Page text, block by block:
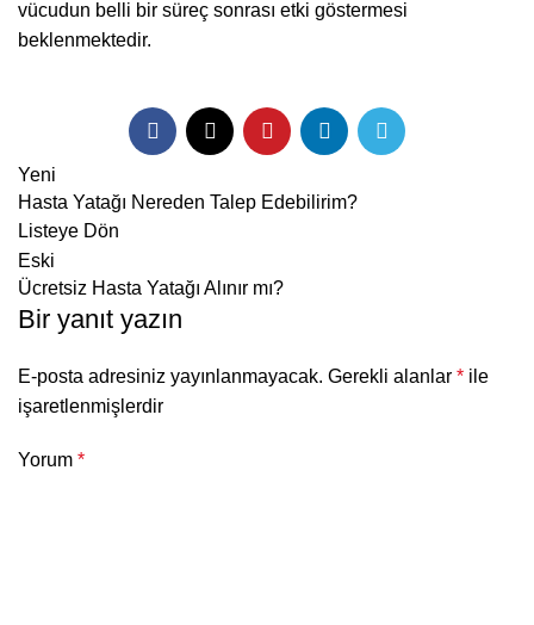
vücudun belli bir süreç sonrası etki göstermesi
beklenmektedir.
Yeni
Hasta Yatağı Nereden Talep Edebilirim?
Listeye Dön
Eski
Ücretsiz Hasta Yatağı Alınır mı?
Bir yanıt yazın
E-posta adresiniz yayınlanmayacak. Gerekli alanlar * ile
işaretlenmişlerdir
Yorum *